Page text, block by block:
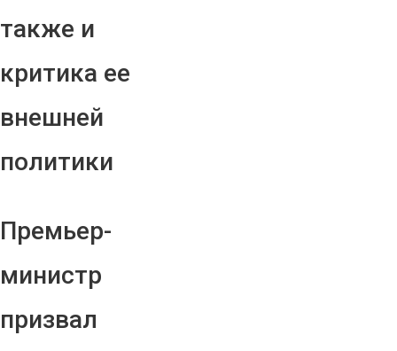
также и
критика ее
внешней
политики
Премьер-
министр
призвал